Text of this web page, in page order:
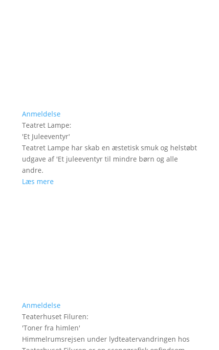
Anmeldelse
Teatret Lampe:
'Et Juleeventyr'
Teatret Lampe har skab en æstetisk smuk og helstøbt
udgave af 'Et juleeventyr til mindre børn og alle
andre.
Læs mere
Anmeldelse
Teaterhuset Filuren:
'Toner fra himlen'
Himmelrumsrejsen under lydteatervandringen hos